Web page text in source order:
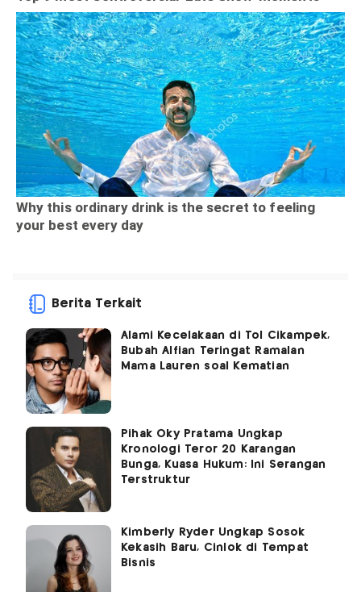
Berita Terkait
Alami Kecelakaan di Tol Cikampek,
Bubah Alfian Teringat Ramalan
Mama Lauren soal Kematian
Pihak Oky Pratama Ungkap
Kronologi Teror 20 Karangan
Bunga, Kuasa Hukum: Ini Serangan
Terstruktur
Kimberly Ryder Ungkap Sosok
Kekasih Baru, Cinlok di Tempat
Bisnis